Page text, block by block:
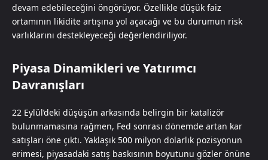
devam edebileceğini öngörüyor. Özellikle düşük faiz
ortamının likidite artışına yol açacağı ve bu durumun risk
varlıklarını destekleyeceği değerlendiriliyor.
Piyasa Dinamikleri ve Yatırımcı
Davranışları
22 Eylül’deki düşüşün arkasında belirgin bir katalizör
bulunmamasına rağmen, Fed sonrası dönemde artan kar
satışları öne çıktı. Yaklaşık 500 milyon dolarlık pozisyonun
erimesi, piyasadaki satış baskısının boyutunu gözler önüne